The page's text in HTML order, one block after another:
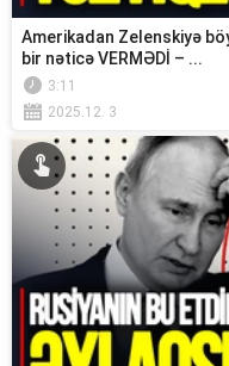
Amerikadan Zelenskiyə
bir nəticə VERMƏDİ – ...
3:11
2025.12. 3